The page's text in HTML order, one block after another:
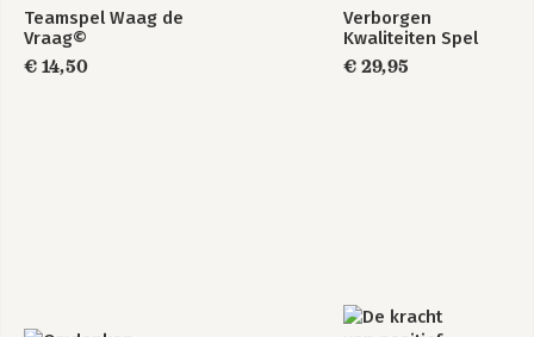
Teamspel Waag de
Vraag©
€ 14,50
Verborgen
Kwaliteiten Spel
€ 29,95